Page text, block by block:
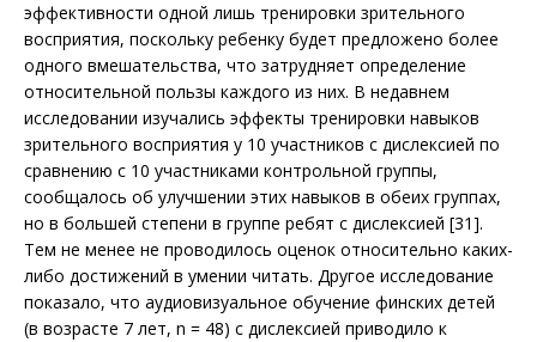
эффективности одной лишь тренировки зрительного
восприятия, поскольку ребенку будет предложено более
одного вмешательства, что затрудняет определение
относительной пользы каждого из них. В недавнем
исследовании изучались эффекты тренировки навыков
зрительного восприятия у 10 участников с дислексией по
сравнению с 10 участниками контрольной группы,
сообщалось об улучшении этих навыков в обеих группах,
но в большей степени в группе ребят с дислексией [31].
Тем не менее не проводилось оценок относительно каких-
либо достижений в умении читать. Другое исследование
показало, что аудиовизуальное обучение финских детей
(в возрасте 7 лет, n = 48) с дислексией приводило к